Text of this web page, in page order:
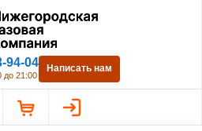
Нижегородская Газовая
94-04
до 21:00
Написать нам